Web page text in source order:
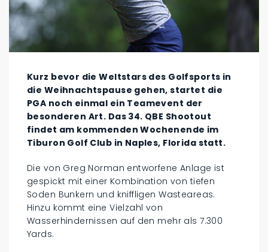
Kurz bevor die Weltstars des Golfsports in
die Weihnachtspause gehen, startet die
PGA noch einmal ein Teamevent der
besonderen Art. Das 34. QBE Shootout
findet am kommenden Wochenende im
Tiburon Golf Club in Naples, Florida statt.
Die von Greg Norman entworfene Anlage ist
gespickt mit einer Kombination von tiefen
Soden Bunkern und kniffligen Wasteareas.
Hinzu kommt eine Vielzahl von
Wasserhindernissen auf den mehr als 7.300
Yards.